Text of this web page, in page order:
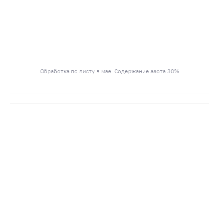
Обработка по листу в мае. Содержание азота 30%